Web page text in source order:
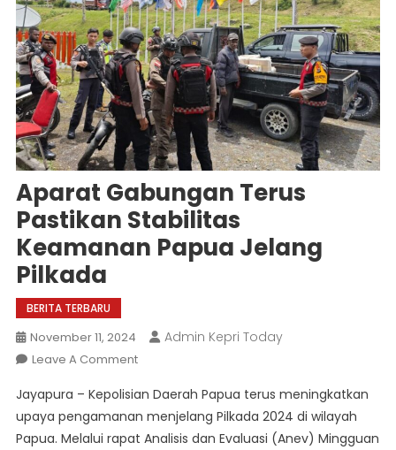
Aparat Gabungan Terus
Pastikan Stabilitas
Keamanan Papua Jelang
Pilkada
BERITA TERBARU
November 11, 2024 Admin Kepri Today
Leave A CommentOn
Gabungan
Terus
Pastikan
Jayapura – Kepolisian Daerah Papua terus meningkatkan
upaya pengamanan menjelang Pilkada 2024 di wilayah
Papua. Melalui rapat Analisis dan Evaluasi (Anev) Mingguan